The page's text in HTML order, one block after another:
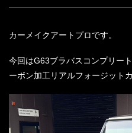
カーメイクアートプロです。
今回はG63ブラバスコンプリー
ーボン加工リアルフォージット